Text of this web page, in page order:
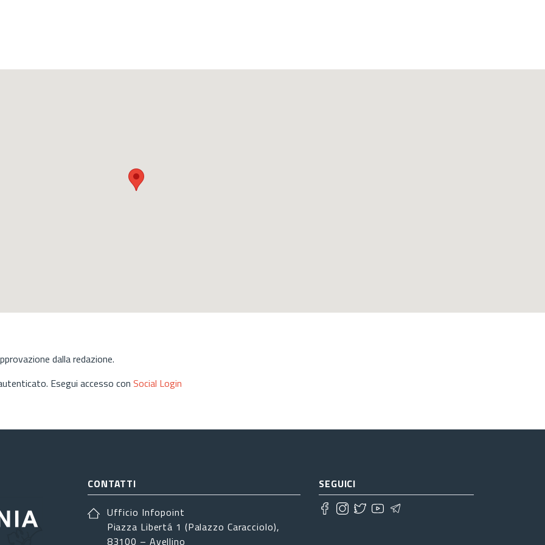
dalla redazione.
Esegui accesso con Social Login
CONTATTI
Ufficio Infopoint
Piazza Libertá 1 (Palazzo Caracciolo),
83100 – Avellino
SEGUICI